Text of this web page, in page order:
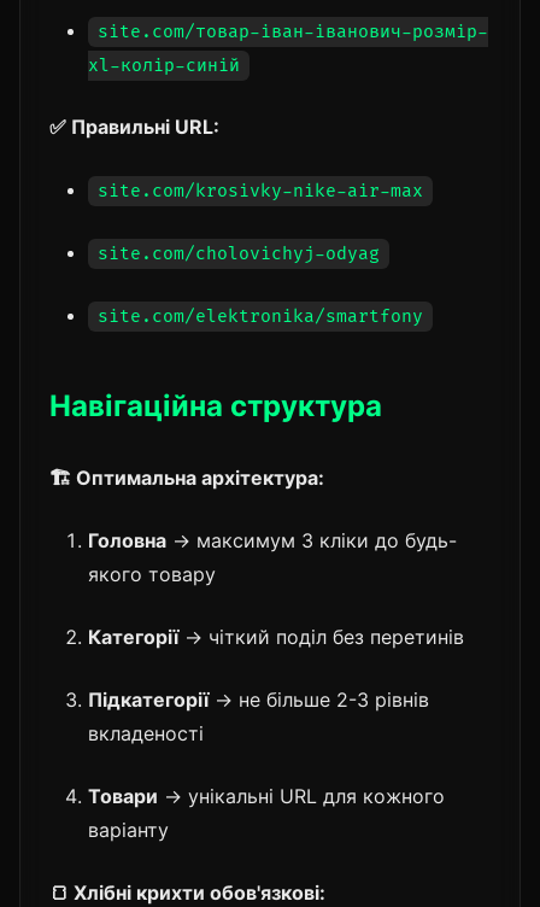
site.com/товар-іван-іванович-розмір-
xl-колір-синій
✅ Правильні URL:
site.com/krosivky-nike-air-max
site.com/cholovichyj-odyag
site.com/elektronika/smartfony
Навігаційна структура
🏗️ Оптимальна архітектура:
Головна → максимум 3 кліки до будь-
якого товару
Категорії→ чіткий поділ без перетинів
Підкатегорії→ не більше 2-3 рівнів
вкладеності
Товари → унікальні URL для кожного
варіанту
🍞 Хлібні крихти обов'язкові: